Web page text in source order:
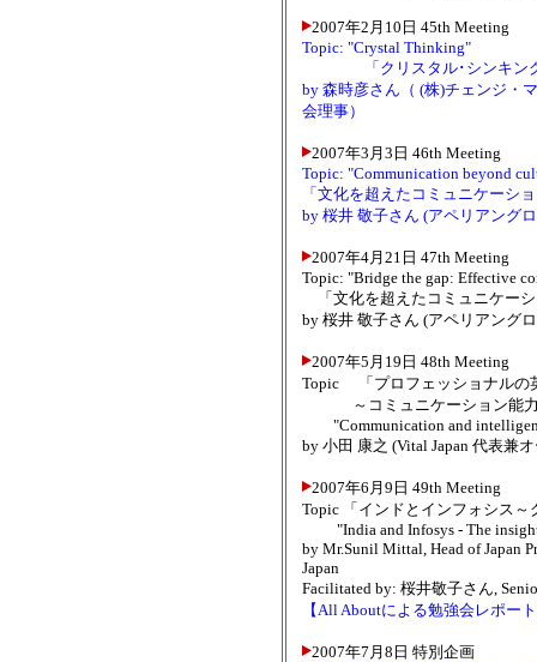
2007年2月10日 45th Meeting
Topic: "Crystal Thinking"
「クリスタル･シンキング -
by 森時彦さん（ (株)チェンジ・
会理事）
2007年3月3日 46th Meeting
Topic: "Communication beyond
「文化を超えたコミュニケーシ
by 桜井 敬子さん (アペリアング
2007年4月21日 47th Meeting
Topic: "Bridge the gap: Effective
「文化を超えたコミュニケーシ
by 桜井 敬子さん (アペリアング
2007年5月19日 48th Meeting
Topic 「プロフェッショナル
～コミュニケーション能力
"Communication and
by 小田 康之 (Vital Japan 代表兼
2007年6月9日 49th Meeting
Topic 「インドとインフォシス
"India and Infosys - The
by Mr.Sunil Mittal, Head of Japan
Japan
Facilitated by: 桜井敬子さん,
【All Aboutによる勉強会レポー
2007年7月8日 特別企画